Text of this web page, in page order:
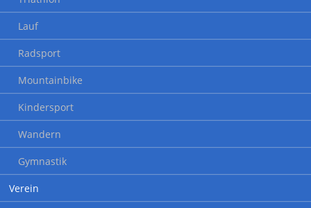
Lauf
Radsport
Mountainbike
Kindersport
Wandern
Gymnastik
Verein